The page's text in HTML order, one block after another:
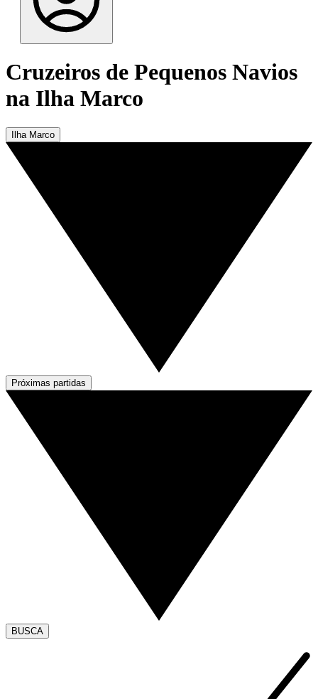
Cruzeiros de Pequenos Navios
na Ilha Marco
Ilha Marco
Próximas partidas
BUSCA